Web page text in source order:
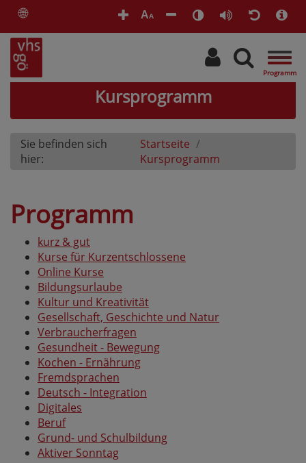
🌐 AA
Kursprogramm
Sie befinden sich
hier:
Startseite
Kursprogramm
Programm
kurz & gut
Kurse für Kurzentschlossene
Online Kurse
Bildungsurlaube
Kultur und Kreativität
Gesellschaft, Geschichte und Natur
Verbraucherfragen
Gesundheit - Bewegung
Kochen - Ernährung
Fremdsprachen
Deutsch - Integration
Digitales
Beruf
Grund- und Schulbildung
Aktiver Sonntag